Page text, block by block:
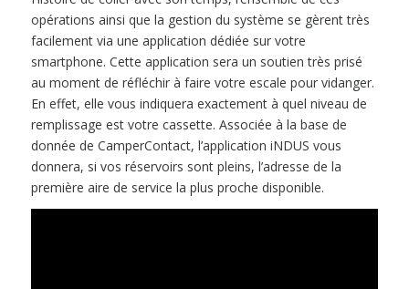
opérations ainsi que la gestion du système se gèrent très
facilement via une application dédiée sur votre
smartphone. Cette application sera un soutien très prisé
au moment de réfléchir à faire votre escale pour vidanger.
En effet, elle vous indiquera exactement à quel niveau de
remplissage est votre cassette. Associée à la base de
donnée de CamperContact, l’application iNDUS vous
donnera, si vos réservoirs sont pleins, l’adresse de la
première aire de service la plus proche disponible.